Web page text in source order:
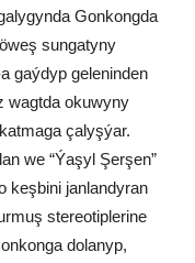
Gonkongda
sungatyny
gaýdyp geleninden
wagtda okuwyny
çalyşýar.
we “Ýaşyl Şerşen”
keşbini janlandyran
stereotiplerine
dolanyp,